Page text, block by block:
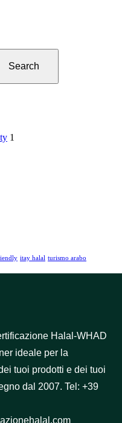
1
itay halal turismo arabo
Halal-WHAD
ideale per la
tuoi prodotti e dei tuoi
dal 2007. Tel: +39